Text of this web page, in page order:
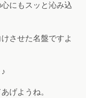
にもスッと沁み込
させた名盤ですよ
げようね。